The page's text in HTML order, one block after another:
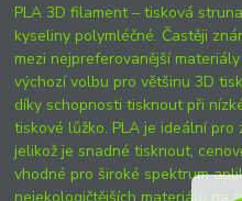
PLA 3D filament – tisková
kyseliny polymléčné. Častěji
mezi nejpreferovanější
výchozí volbu pro většinu 3D
díky schopnosti tisknout při
tiskové lůžko. PLA je ideální
jelikož je snadné tisknout,
vhodné pro široké spektrum
nejekologičtějších materiálů na